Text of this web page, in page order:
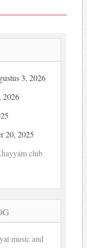
3, 2026
2026
20, 2025
club
music and